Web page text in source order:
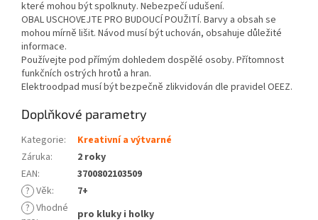
které mohou být spolknuty. Nebezpečí udušení.
OBAL USCHOVEJTE PRO BUDOUCÍ POUŽITÍ. Barvy a obsah se
mohou mírně lišit. Návod musí být uchován, obsahuje důležité
informace.
Používejte pod přímým dohledem dospělé osoby. Přítomnost
funkčních ostrých hrotů a hran.
Elektroodpad musí být bezpečně zlikvidován dle pravidel OEEZ.
Doplňkové parametry
Kategorie:
Kreativní a výtvarné
Záruka:
2 roky
EAN:
3700802103509
? Věk:
7+
? Vhodné
pro kluky i holky